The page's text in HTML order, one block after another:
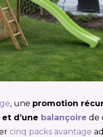
, une promotion
d’une balançoire de
cinq packs avantage